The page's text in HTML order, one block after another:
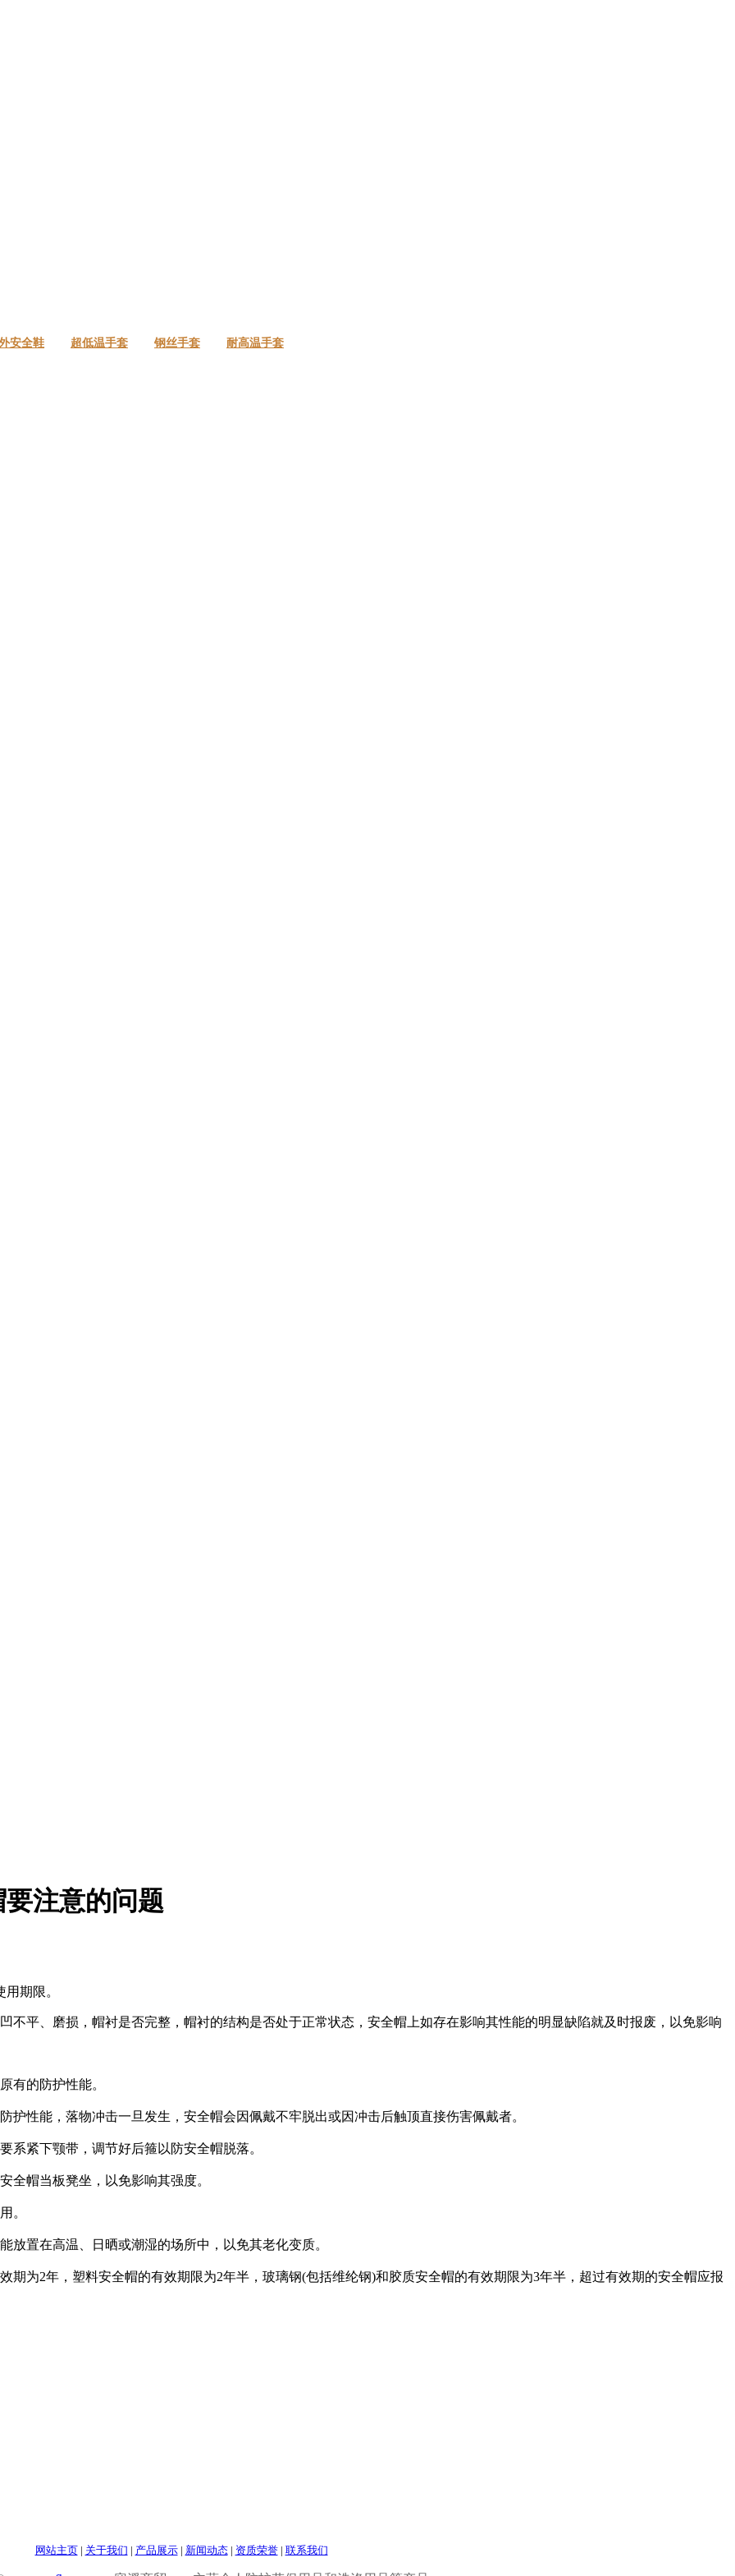
安全鞋 超低温手套 钢丝手套 耐高温手套
注意的问题
期限。
平、磨损，帽衬是否完整，帽衬的结构是否处于正常状态，安全帽上如存在影响其性能的明显缺陷就及时报废，以免影响
有的防护性能。
性能，落物冲击一旦发生，安全帽会因佩戴不牢脱出或因冲击后触顶直接伤害佩戴者。
紧下颚带，调节好后箍以防安全帽脱落。
帽当板凳坐，以免影响其强度。
。
置在高温、日晒或潮湿的场所中，以免其老化变质。
为2年，塑料安全帽的有效期限为2年半，玻璃钢(包括维纶钢)和胶质安全帽的有效期限为3年半，超过有效期的安全帽应报
网站主页| 关于我们 | 产品展示| 新闻动态| 资质荣誉| 联系我们